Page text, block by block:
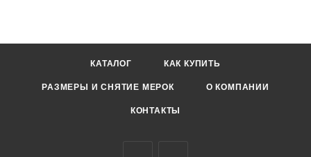
КАТАЛОГ КАК КУПИТЬ
РАЗМЕРЫ И СНЯТИЕ МЕРОК О КОМПАНИИ
КОНТАКТЫ